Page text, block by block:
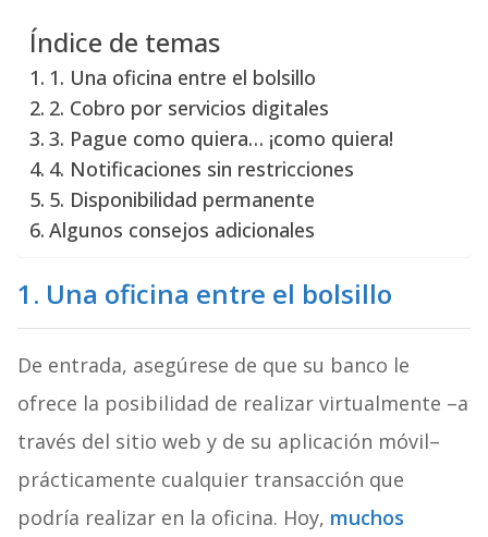
Índice de temas
1. Una oficina entre el bolsillo
2. Cobro por servicios digitales
3. Pague como quiera… ¡como quiera!
4. Notificaciones sin restricciones
5. Disponibilidad permanente
Algunos consejos adicionales
1. Una oficina entre el bolsillo
De entrada, asegúrese de que su banco le
ofrece la posibilidad de realizar virtualmente –a
través del sitio web y de su aplicación móvil–
prácticamente cualquier transacción que
podría realizar en la oficina. Hoy, muchos